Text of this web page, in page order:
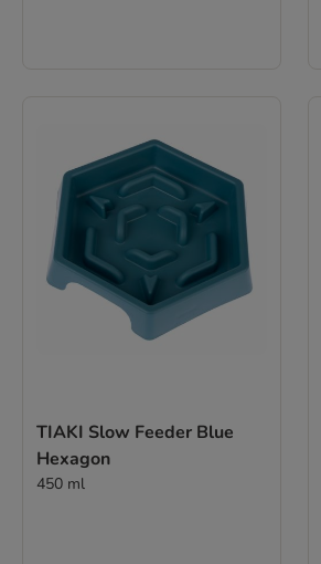
TIAKI Slow Feeder Blue
Hexagon
450 ml